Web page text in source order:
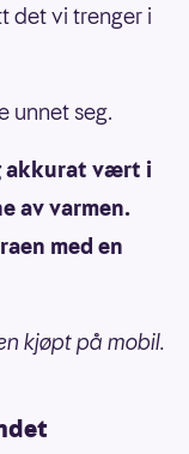
det vi trenger i
unnet seg.
akkurat vært i
av varmen.
med en
kjøpt på mobil.